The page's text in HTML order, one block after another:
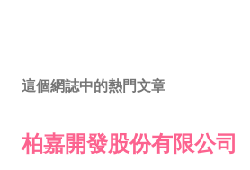
這個網誌中的熱門文章
柏嘉開發股份有限公司